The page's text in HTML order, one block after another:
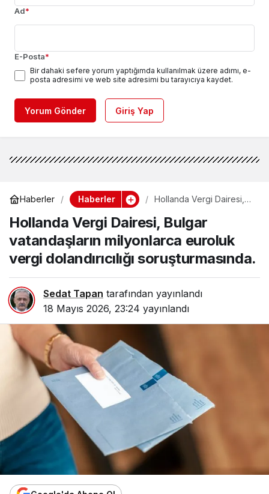
Ad*
E-Posta*
Bir dahaki sefere yorum yaptığımda kullanılmak üzere adımı, e-
posta adresimi ve web site adresimi bu tarayıcıya kaydet.
Yorum Gönder Giriş Yap
Haberler Haberler
Hollanda Vergi Dairesi,
milyonlarca euroluk vergi
dolandırıcılığı
soruşturmasında.
Hollanda Vergi Dairesi, Bulgar
vatandaşların milyonlarca euroluk
vergi dolandırıcılığı soruşturmasında.
Sedat Tapan tarafından yayınlandı
18 Mayıs 2026, 23:24 yayınlandı